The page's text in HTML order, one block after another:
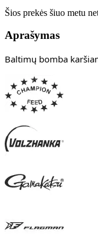
Šios prekės šiuo metu
Aprašymas
Baltimų bomba